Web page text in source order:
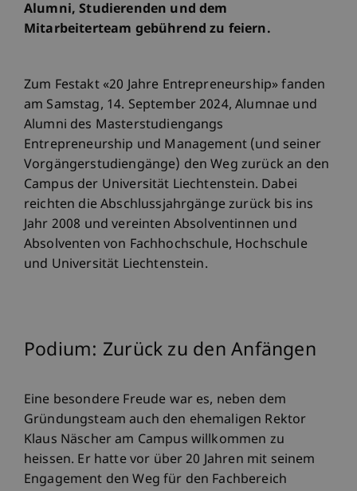
Alumni, Studierenden und dem
Mitarbeiterteam gebührend zu feiern.
Zum Festakt «20 Jahre Entrepreneurship» fanden
am Samstag, 14. September 2024, Alumnae und
Alumni des Masterstudiengangs
Entrepreneurship und Management (und seiner
Vorgängerstudiengänge) den Weg zurück an den
Campus der Universität Liechtenstein. Dabei
reichten die Abschlussjahrgänge zurück bis ins
Jahr 2008 und vereinten Absolventinnen und
Absolventen von Fachhochschule, Hochschule
und Universität Liechtenstein.
Podium: Zurück zu den Anfängen
Eine besondere Freude war es, neben dem
Gründungsteam auch den ehemaligen Rektor
Klaus Näscher am Campus willkommen zu
heissen. Er hatte vor über 20 Jahren mit seinem
Engagement den Weg für den Fachbereich